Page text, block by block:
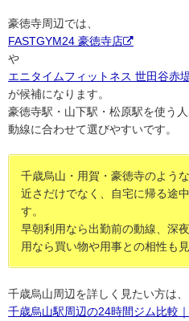
豪徳寺周辺では、
FASTGYM24 豪徳寺店
や
エニタイムフィットネス 世田谷赤
が候補になります。
豪徳寺駅・山下駅・松原駅を使う
動線に合わせて選びやすいです。
千歳烏山・用賀・豪徳寺のよう
近さだけでなく、自宅に帰る途
す。
早朝利用なら出勤前の動線、深
用なら買い物や用事との相性も
千歳烏山周辺を詳しく見たい方は、
千歳烏山駅周辺の24時間ジム比較